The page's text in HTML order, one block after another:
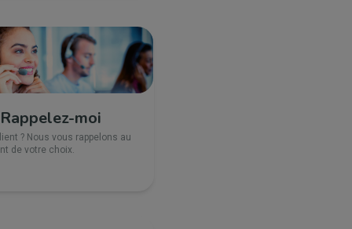
Rappelez-moi
? Nous vous rappelons au
de votre choix.